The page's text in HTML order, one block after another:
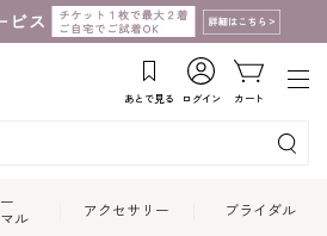
あとで見る ログイン カート
ル
アクセサリー ブライダル